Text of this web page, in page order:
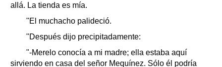
allá. La tienda es mía.
"El muchacho palideció.
"Después dijo precipitadamente:
"-Merelo conocía a mi madre; ella estaba aquí
sirviendo en casa del señor Mequínez. Sólo él podría